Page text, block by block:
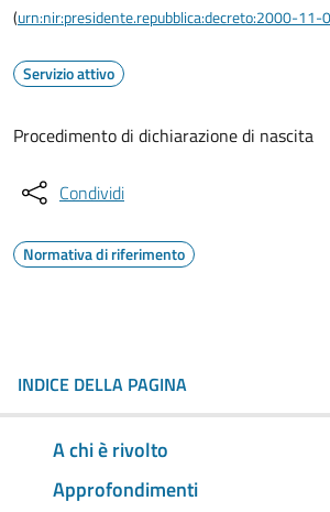
(urn:nir:presidente.repubblica:decreto:2000-
Servizio attivo
Procedimento di dichiarazione di nascita
Condividi
Normativa di riferimento
INDICE DELLA PAGINA
A chi è rivolto
Approfondimenti